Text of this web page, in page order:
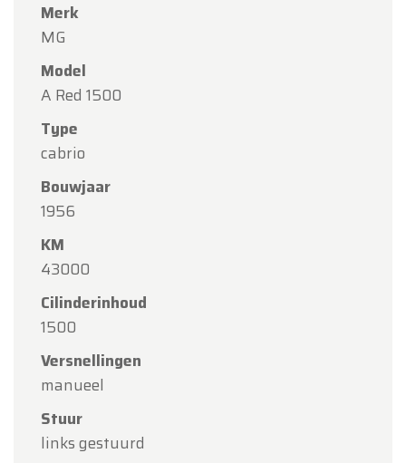
Merk
MG
Model
A Red 1500
Type
cabrio
Bouwjaar
1956
KM
43000
Cilinderinhoud
1500
Versnellingen
manueel
Stuur
links gestuurd
Oldtimerfarm
Beste klanten,
Oldtimerfarm zal
augustus
Onze showroom is
maandag 10 augustus tot en met vrijdag 14
augustusvolgens de normale openingsuren.
Maandag 17 augustus
afspraak
Bedankt voor uw begrip en graag tot binnenkort!